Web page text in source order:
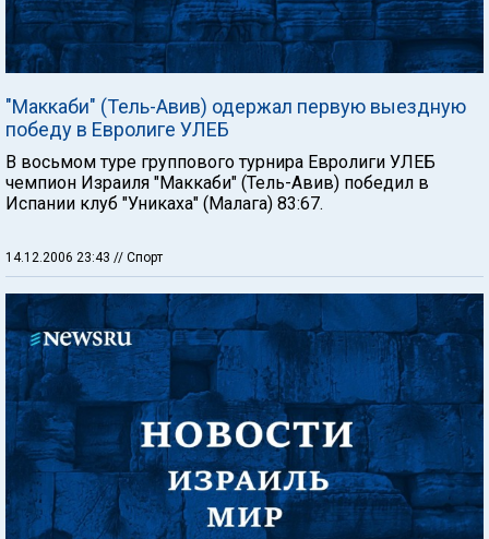
"Маккаби" (Тель-Авив) одержал первую выездную
победу в Евролиге УЛЕБ
В восьмом туре группового турнира Евролиги УЛЕБ
чемпион Израиля "Маккаби" (Тель-Авив) победил в
Испании клуб "Уникаха" (Малага) 83:67.
14.12.2006 23:43 // Спорт